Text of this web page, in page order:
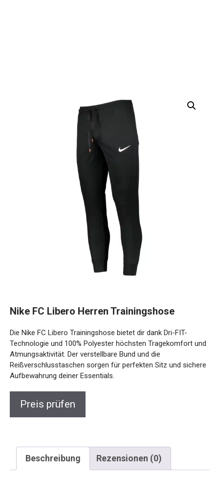
Technologie und 100% Polyester höchsten Tragekomfort
und Atmungsaktivität. Der verstellbare Bund und die
Reißverschlusstaschen sorgen für perfekten Sitz und
sichere Aufbewahrung deiner Essentials.
Beschreibung Rezensionen (0)